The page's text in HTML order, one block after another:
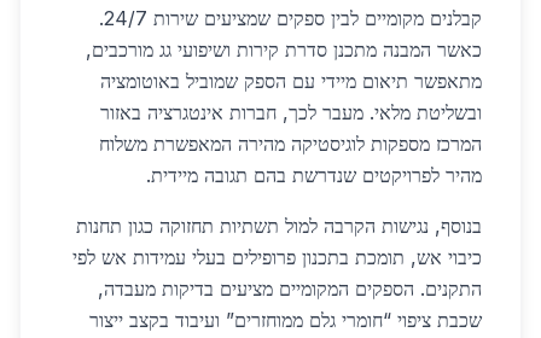
קבלנים מקומיים לבין ספקים שמציעים שירות 24/7.
כאשר המבנה מתכנן סדרת קירות ושיפועי גג מורכבים,
מתאפשר תיאום מיידי עם הספק שמוביל באוטומציה
ובשליטת מלאי. מעבר לכך, חברות אינטגרציה באזור
המרכז מספקות לוגיסטיקה מהירה המאפשרת משלוח
מהיר לפרויקטים שנדרשת בהם תגובה מיידית.
בנוסף, נגישות הקרבה למול תשתיות תחזוקה כגון תחנות
כיבוי אש, תומכת בתכנון פרופילים בעלי עמידות אש לפי
התקנים. הספקים המקומיים מציעים בדיקות מעבדה,
שכבת ציפוי “חומרי גלם ממוחזרים” ועיבוד בקצב ייצור